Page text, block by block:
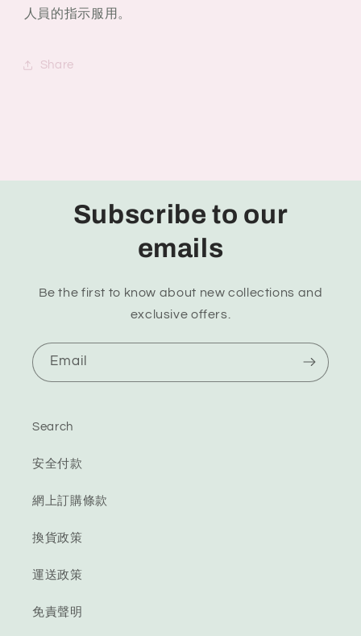
人員的指示服用。
Share
Subscribe to our
emails
Be the first to know about new collections and
exclusive offers.
Email
Search
安全付款
網上訂購條款
換貨政策
運送政策
免責聲明